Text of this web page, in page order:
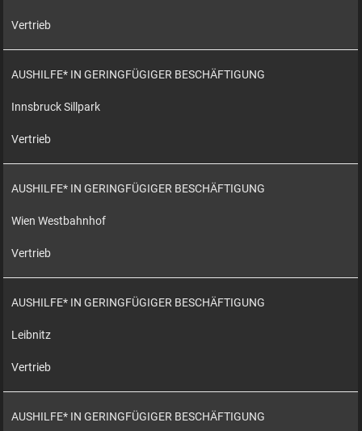
Vertrieb
AUSHILFE* IN GERINGFÜGIGER BESCHÄFTIGUNG
Innsbruck Sillpark
Vertrieb
AUSHILFE* IN GERINGFÜGIGER BESCHÄFTIGUNG
Wien Westbahnhof
Vertrieb
AUSHILFE* IN GERINGFÜGIGER BESCHÄFTIGUNG
Leibnitz
Vertrieb
AUSHILFE* IN GERINGFÜGIGER BESCHÄFTIGUNG